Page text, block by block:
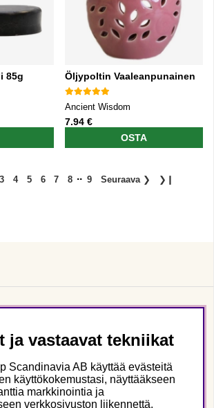
85g Öljypoltin Vaaleanpunainen
Ancient Wisdom
7.94 €
OSTA
3 4 5 6 7 8 .. 9 Seuraava ❯ ❯❙
ja vastaavat tekniikat
Scandinavia AB käyttää evästeitä
käyttökokemustasi, näyttääkseen
markkinointia ja
verkkosivuston liikennettä.